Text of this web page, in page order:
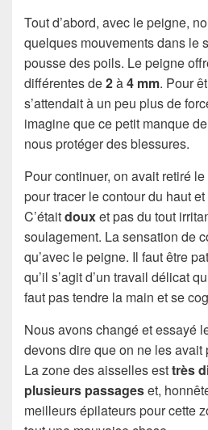
Tout d’abord, avec le peigne,
quelques mouvements dans le
pousse des poils. Le peigne
différentes de2à4 mm. Pour
s’attendait à un peu plus de
imagine que ce petit manque
nous protéger des blessures.
Pour continuer, on avait retiré
pour tracer le contour du haut
C’étaitdouxet pas du tout
soulagement. La sensation de
qu’avec le peigne. Il faut être
qu’il s’agit d’un travail délicat
faut pas tendre la main et se
Nous avons changé et essayé
devons dire que on ne les
La zone des aisselles esttrès
plusieurs passageset,
meilleurs épilateurs pour cette